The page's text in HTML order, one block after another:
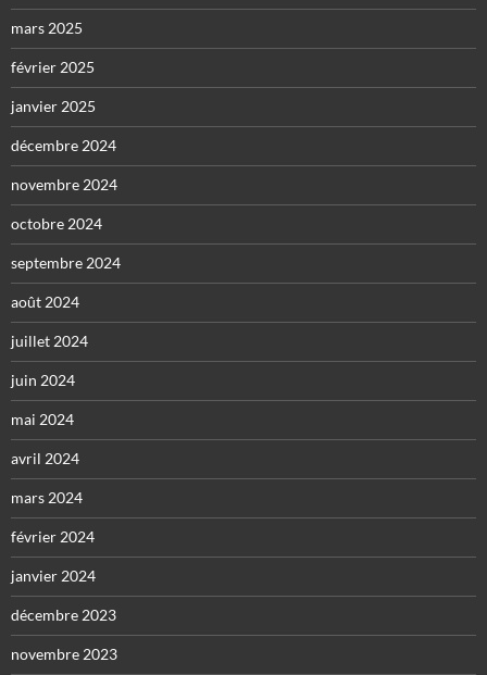
mars 2025
février 2025
janvier 2025
décembre 2024
novembre 2024
octobre 2024
septembre 2024
août 2024
juillet 2024
juin 2024
mai 2024
avril 2024
mars 2024
février 2024
janvier 2024
décembre 2023
novembre 2023